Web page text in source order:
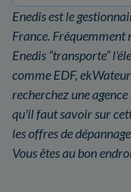
Enedis est le
France. Fréquemment
Enedis “transporte”
comme EDF,
recherchez une
qu'il faut savoir sur
les offres de
Vous êtes au bon